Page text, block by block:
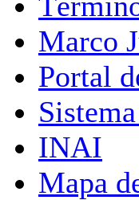
Marco
Portal
INAI
Mapa